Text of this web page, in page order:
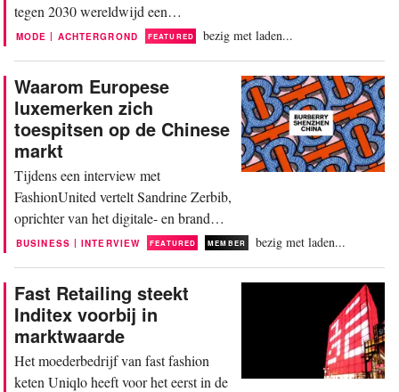
tegen 2030 wereldwijd een
marktwaarde van 30 miljard dollar te
technologie gestuurde wereldmarkt
doen de rest. Grote schoenenmerken
hebben de neiging hun meest
iconische ontwerpen in kleine oplages
uit...
MODE | ACHTERGROND FEATURED bezig met laden...
Waarom Europese
luxemerken zich
toespitsen op de Chinese
markt
Tijdens een interview met
FashionUnited vertelt Sandrine Zerbib,
oprichter van het digitale- en brand
management agentschap Full Jet,
en Europese luxemerken vóór de
coronacrisis en nu alleen nog maar
belangrijker is geworden. China is
momenteel de op een na grootste...
BUSINESS | INTERVIEW FEATURED MEMBER bezig met laden...
Fast Retailing steekt
Inditex voorbij in
marktwaarde
Het moederbedrijf van fast fashion
keten Uniqlo heeft voor het eerst in de